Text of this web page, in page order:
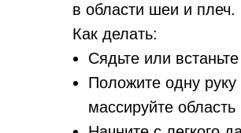
в области шеи и плеч.
Как делать:
Сядьте или
Положите одну
массируйте